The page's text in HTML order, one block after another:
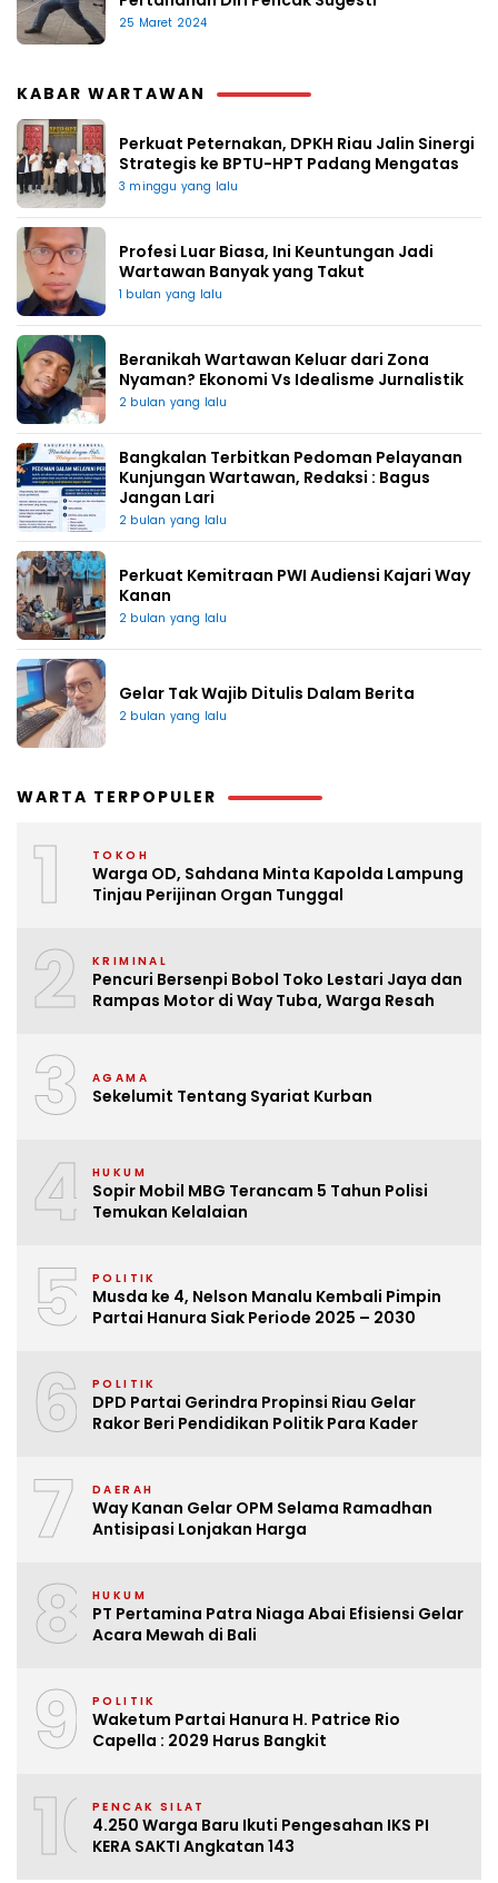
25 Maret 2024
KABAR WARTAWAN
Perkuat Peternakan, DPKH Riau Jalin Sinergi
Strategis ke BPTU-HPT Padang Mengatas
3 minggu yang lalu
Profesi Luar Biasa, Ini Keuntungan Jadi
Wartawan Banyak yang Takut
1 bulan yang lalu
Beranikah Wartawan Keluar dari Zona
Nyaman? Ekonomi Vs Idealisme Jurnalistik
2 bulan yang lalu
Bangkalan Terbitkan Pedoman Pelayanan
Kunjungan Wartawan, Redaksi : Bagus
Jangan Lari
2 bulan yang lalu
Perkuat Kemitraan PWI Audiensi Kajari Way
Kanan
2 bulan yang lalu
Gelar Tak Wajib Ditulis Dalam Berita
2 bulan yang lalu
WARTA TERPOPULER
1 TOKOH
Warga OD, Sahdana Minta Kapolda Lampung
Tinjau Perijinan Organ Tunggal
2 KRIMINAL
Pencuri Bersenpi Bobol Toko Lestari Jaya dan
Rampas Motor di Way Tuba, Warga Resah
3 AGAMA
Sekelumit Tentang Syariat Kurban
4 HUKUM
Sopir Mobil MBG Terancam 5 Tahun Polisi
Temukan Kelalaian
5 POLITIK
Musda ke 4, Nelson Manalu Kembali Pimpin
Partai Hanura Siak Periode 2025 – 2030
6 POLITIK
DPD Partai Gerindra Propinsi Riau Gelar
Rakor Beri Pendidikan Politik Para Kader
7 DAERAH
Way Kanan Gelar OPM Selama Ramadhan
Antisipasi Lonjakan Harga
8 HUKUM
PT Pertamina Patra Niaga Abai Efisiensi Gelar
Acara Mewah di Bali
9 POLITIK
Waketum Partai Hanura H. Patrice Rio
Capella : 2029 Harus Bangkit
10PENCAK SILAT
4.250 Warga Baru Ikuti Pengesahan IKS PI
KERA SAKTI Angkatan 143